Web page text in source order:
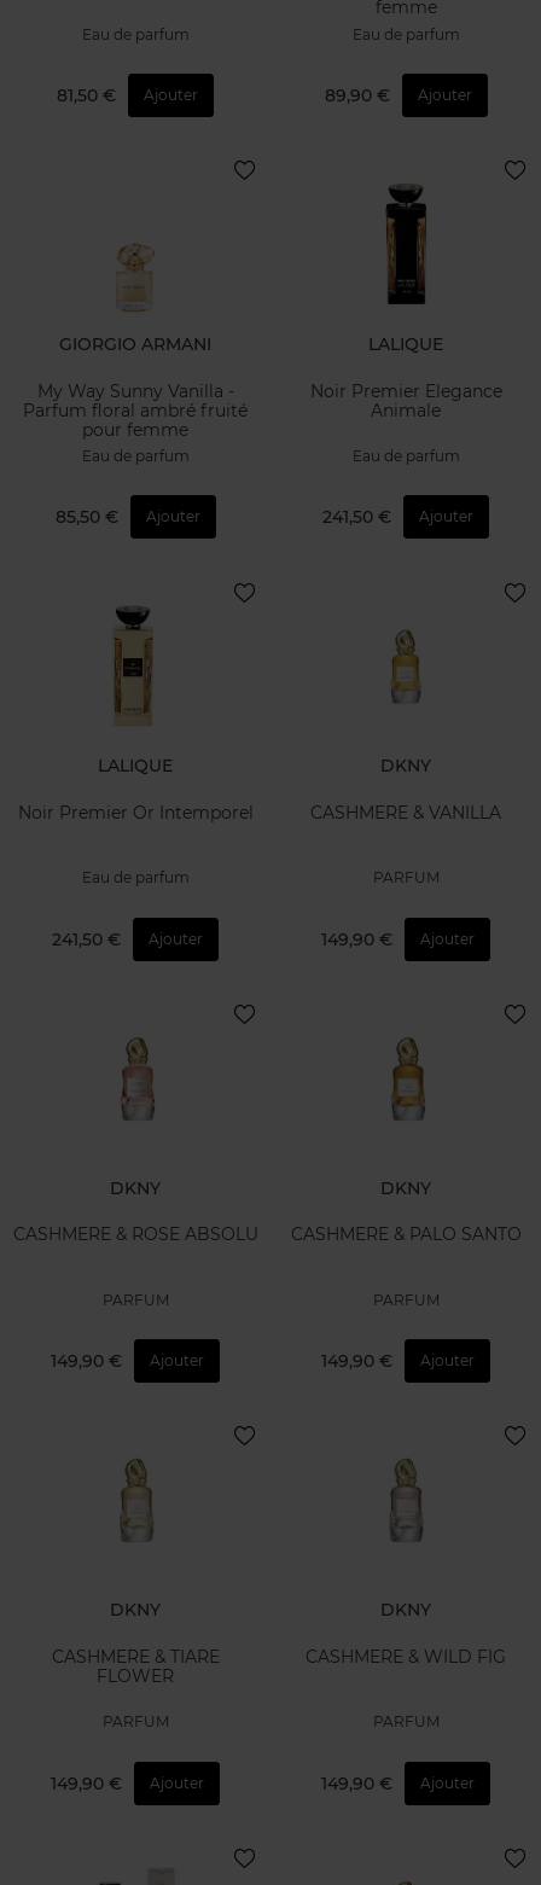
Eau de parfum
81,50 € Ajouter
femme
Eau de parfum
89,90 € Ajouter
GIORGIO ARMANI
My Way Sunny Vanilla -
Parfum floral ambré fruité
pour femme
Eau de parfum
85,50 € Ajouter
LALIQUE
Noir Premier Elegance
Animale
Eau de parfum
241,50 € Ajouter
LALIQUE
Noir Premier Or Intemporel
Eau de parfum
241,50 € Ajouter
DKNY
CASHMERE & VANILLA
PARFUM
149,90 € Ajouter
DKNY
CASHMERE & ROSE ABSOLU
PARFUM
149,90 € Ajouter
DKNY
CASHMERE & PALO SANTO
PARFUM
149,90 € Ajouter
DKNY
CASHMERE & TIARE
FLOWER
PARFUM
149,90 € Ajouter
DKNY
CASHMERE & WILD FIG
PARFUM
149,90 € Ajouter